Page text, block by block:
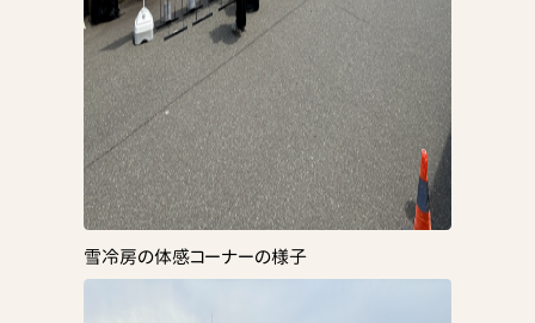
雪冷房の体感コーナーの様子